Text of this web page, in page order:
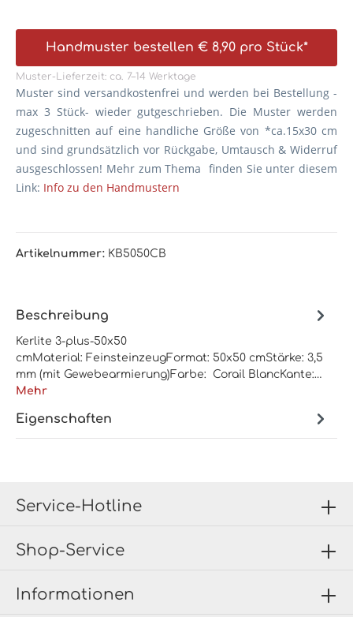
Handmuster bestellen € 8,90 pro Stück*
Muster-Lieferzeit: ca. 7–14 Werktage
Muster sind versandkostenfrei und werden bei Bestellung -
max 3 Stück- wieder gutgeschrieben. Die Muster werden
zugeschnitten auf eine handliche Größe von *ca.15x30 cm
und sind grundsätzlich vor Rückgabe, Umtausch & Widerruf
ausgeschlossen! Mehr zum Thema finden Sie unter diesem
Link: Info zu den Handmustern
Artikelnummer: KB5050CB
Beschreibung
Kerlite 3-plus-50x50
cmMaterial: FeinsteinzeugFormat: 50x50 cmStärke: 3,5
mm (mit Gewebearmierung)Farbe: Corail BlancKante:…
Mehr
Eigenschaften
Service-Hotline
Shop-Service
Informationen